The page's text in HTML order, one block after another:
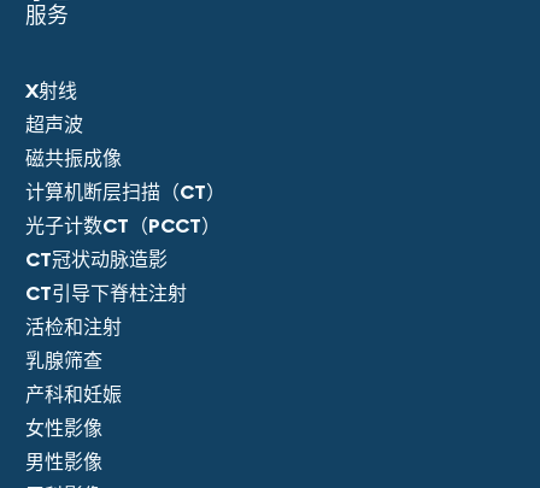
服务
X射线
超声波
磁共振成像
计算机断层扫描（CT）
光子计数CT（PCCT）
CT冠状动脉造影
CT引导下脊柱注射
活检和注射
乳腺筛查
产科和妊娠
女性影像
男性影像